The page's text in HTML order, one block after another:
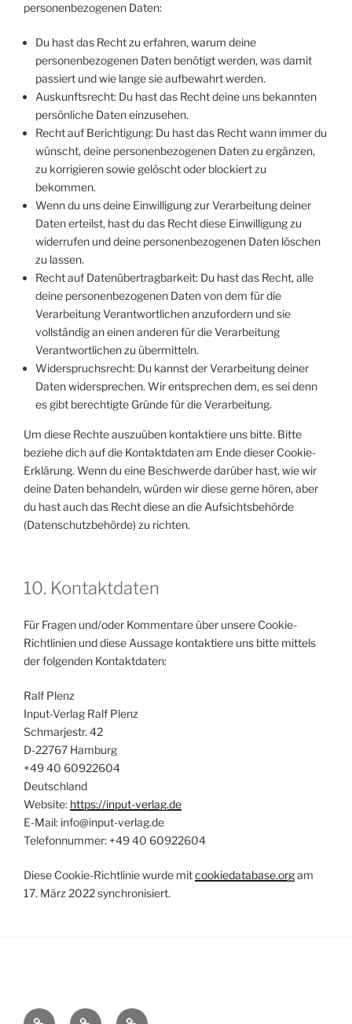
personenbezogenen Daten:
Du hast das Recht zu erfahren, warum deine
personenbezogenen Daten benötigt werden, was damit
passiert und wie lange sie aufbewahrt werden.
Auskunftsrecht: Du hast das Recht deine uns bekannten
persönliche Daten einzusehen.
Recht auf Berichtigung: Du hast das Recht wann immer du
wünscht, deine personenbezogenen Daten zu ergänzen,
zu korrigieren sowie gelöscht oder blockiert zu
bekommen.
Wenn du uns deine Einwilligung zur Verarbeitung deiner
Daten erteilst, hast du das Recht diese Einwilligung zu
widerrufen und deine personenbezogenen Daten löschen
zu lassen.
Recht auf Datenübertragbarkeit: Du hast das Recht, alle
deine personenbezogenen Daten von dem für die
Verarbeitung Verantwortlichen anzufordern und sie
vollständig an einen anderen für die Verarbeitung
Verantwortlichen zu übermitteln.
Widerspruchsrecht: Du kannst der Verarbeitung deiner
Daten widersprechen. Wir entsprechen dem, es sei denn
es gibt berechtigte Gründe für die Verarbeitung.
Um diese Rechte auszuüben kontaktiere uns bitte. Bitte
beziehe dich auf die Kontaktdaten am Ende dieser Cookie-
Erklärung. Wenn du eine Beschwerde darüber hast, wie wir
deine Daten behandeln, würden wir diese gerne hören, aber
du hast auch das Recht diese an die Aufsichtsbehörde
(Datenschutzbehörde) zu richten.
10. Kontaktdaten
Für Fragen und/oder Kommentare über unsere Cookie-
Richtlinien und diese Aussage kontaktiere uns bitte mittels
der folgenden Kontaktdaten:
Ralf Plenz
Input-Verlag Ralf Plenz
Schmarjestr. 42
D-22767 Hamburg
+49 40 60922604
Deutschland
Website: https://input-verlag.de
E-Mail: info@input-verlag.de
Telefonnummer: +49 40 60922604
Diese Cookie-Richtlinie wurde mitcookiedatabase.orgam
17. März 2022 synchronisiert.
ImpressumDatenschutzerklärung
Cookie-